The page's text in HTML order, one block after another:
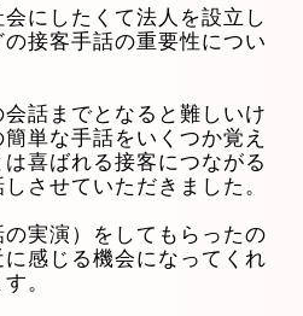
にしたくて法人を設立し
接客手話の重要性につい
話までとなると難しいけ
単な手話をいくつか覚え
喜ばれる接客につながる
させていただきました。
実演）をしてもらったの
感じる機会になってくれ
。